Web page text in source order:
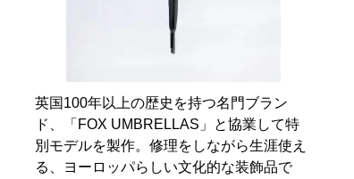
英国100年以上の歴史を持つ名門ブラン
ド、「FOX UMBRELLAS」と協業して特
別モデルを製作。修理をしながら生涯使え
る、ヨーロッパらしい文化的な装飾品で